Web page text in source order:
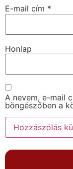
E-mail cím *
Honlap
A nevem, e-mail
böngészőben a